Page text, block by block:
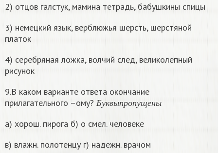
2) отцов галстук, мамина тетрадь, бабушкины спицы
3) немецкий язык, верблюжья шерсть, шерстяной
платок
4) серебряная ложка, волчий след, великолепный
рисунок
9.В каком варианте ответа окончание
прилагательного –ому?
Б у кв ып р о п у щ е н ы
Буквыпропу
а) хорош. пирога б) о смел. человеке
в) влажн. полотенцу г) надежн. врачом